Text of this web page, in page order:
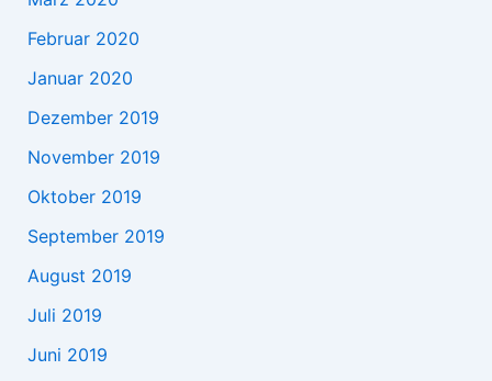
Februar 2020
Januar 2020
Dezember 2019
November 2019
Oktober 2019
September 2019
August 2019
Juli 2019
Juni 2019